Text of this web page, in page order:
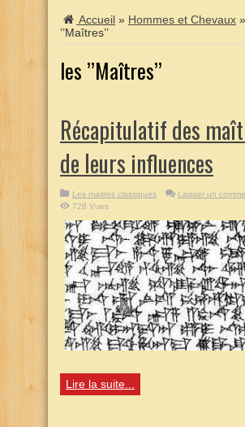
Accueil » Hommes et Chevaux »
’’Maîtres’’
les ’’Maîtres’’
Récapitulatif des
de leurs influences
Les maitres classiques
Laisser un
728 Vues
Lire la suite...